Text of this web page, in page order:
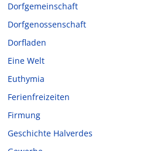
Dorfgemeinschaft
Dorfgenossenschaft
Dorfladen
Eine Welt
Euthymia
Ferienfreizeiten
Firmung
Geschichte Halverdes